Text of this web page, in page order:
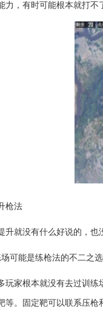
力，有时可能根本就打不
枪法
升就没有什么好说的，
场可能是练枪法的不二之选
玩家根本就没有去过训
等。固定靶可以联系压枪